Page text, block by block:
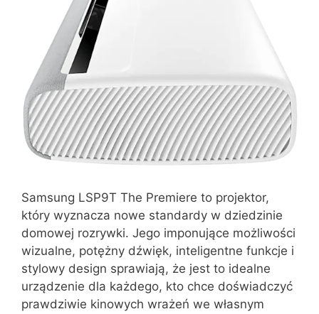
Samsung LSP9T The Premiere to projektor,
który wyznacza nowe standardy w dziedzinie
domowej rozrywki. Jego imponujące możliwości
wizualne, potężny dźwięk, inteligentne funkcje i
stylowy design sprawiają, że jest to idealne
urządzenie dla każdego, kto chce doświadczyć
prawdziwie kinowych wrażeń we własnym